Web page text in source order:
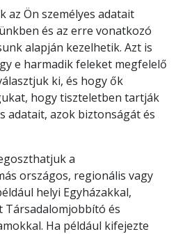
az Ön személyes adatait
és az erre vonatkozó
alapján kezelhetik. Azt is
e harmadik feleket megfelelő
ki, és hogy ők
hogy tiszteletben tartják
adatait, azok biztonságát és
a
országos, regionális vagy
helyi Egyházakkal,
Társadalomjobbító és
Ha például kifejezte